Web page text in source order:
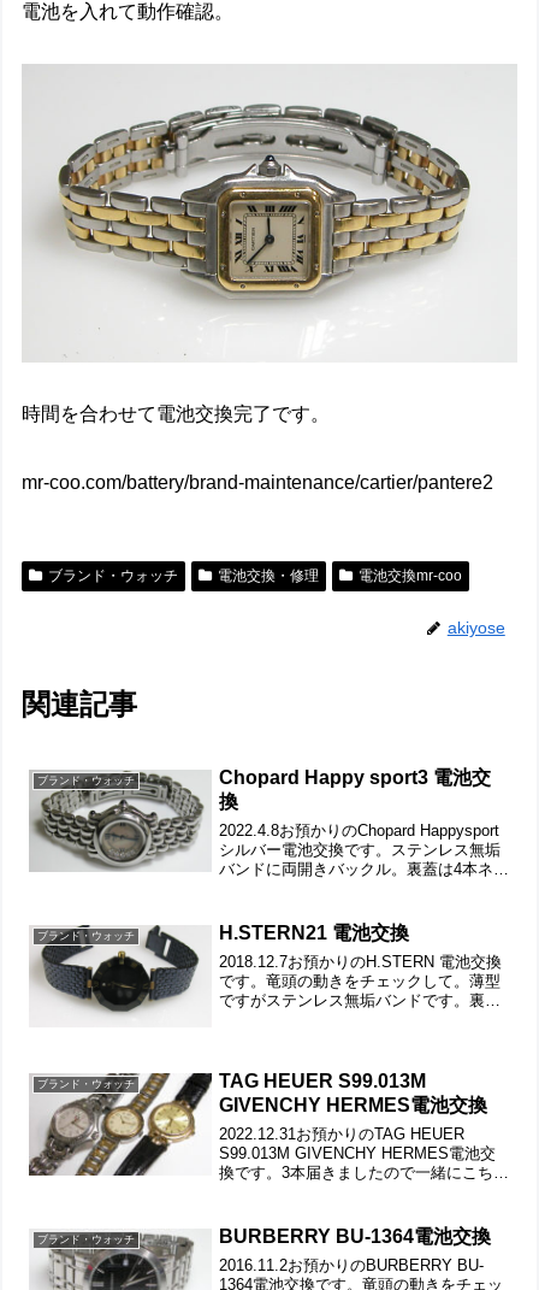
電池を入れて動作確認。
時間を合わせて電池交換完了です。
mr-coo.com/battery/brand-maintenance/cartier/pantere2
ブランド・ウォッチ 電池交換・修理 電池交換mr-coo
akiyose
関連記事
ブランド・ウォッチ
Chopard Happy sport3 電池交
換
2022.4.8お預かりのChopard Happysport
シルバー電池交換です。ステンレス無垢
バンドに両開きバックル。裏蓋は4本ネジ
ケースの汚れを拭き取り電池格納...
ブランド・ウォッチ H.STERN21 電池交換
2018.12.7お預かりのH.STERN 電池交換
です。竜頭の動きをチェックして。薄型
ですがステンレス無垢バンドです。裏蓋
ん。片...
ブランド・ウォッチ
TAG HEUER S99.013M
GIVENCHY HERMES電池交換
2022.12.31お預かりのTAG HEUER
S99.013M GIVENCHY HERMES電池交
換です。3本届きましたので一緒にこちら
ブルロック。裏蓋はスクリュー...
ブランド・ウォッチ BURBERRY BU-1364電池交換
2016.11.2お預かりのBURBERRY BU-
1364電池交換です。竜頭の動きをチェッ